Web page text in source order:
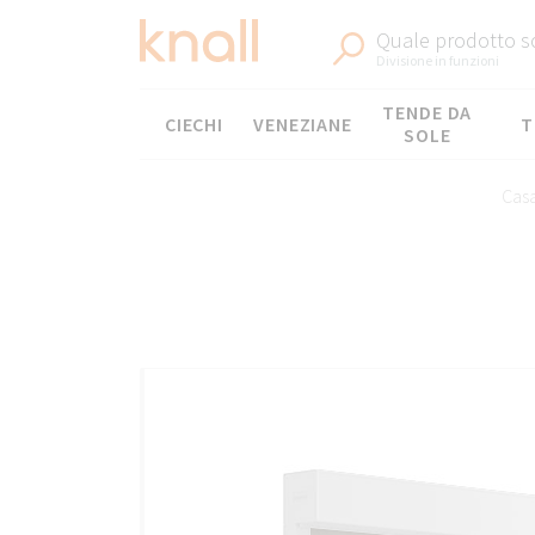
Quale prodotto
Divisione in funzioni
Menù
CIECHI VENEZIANE
TENDE DA
SOLE